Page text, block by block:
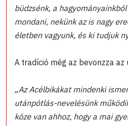
büdzsénk, a
mondani, nekünk az is nagy
életben vagyunk, és ki tudjuk
A tradíció még az bevonzza
„Az Acélbikákat mindenki
utánpótlás-nevelésünk
köze van ahhoz, hogy a mai